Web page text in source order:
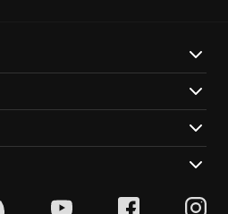
을 공중에 띄우는 염력 액션
보세요.
시프트 현상을 따라 숨겨진 공
사의한 진실에 다가가세요.
자연적 존재들과 맞서 싸우며,
기가 시작됩니다! 올디스트 하